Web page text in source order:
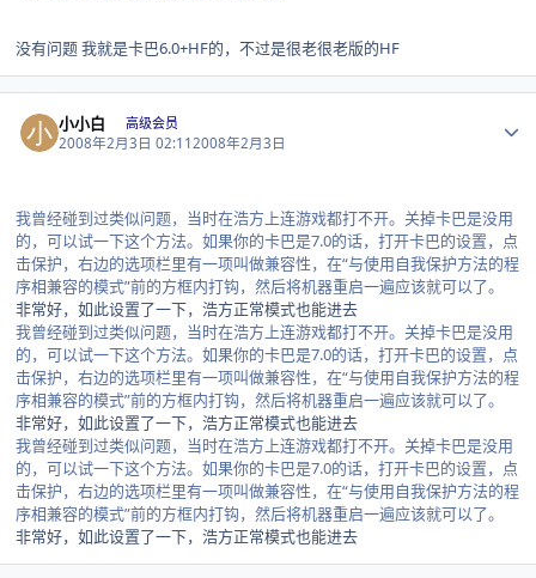
没有问题 我就是卡巴6.0+HF的，不过是很老很老版的HF
小小白 高级会员
2008年2月3日 02:112008年2月3日
我曾经碰到过类似问题，当时在浩方上连游戏都打不开。关掉卡巴是没用
的，可以试一下这个方法。如果你的卡巴是7.0的话，打开卡巴的设置，点
击保护，右边的选项栏里有一项叫做兼容性，在“与使用自我保护方法的程
序相兼容的模式”前的方框内打钩，然后将机器重启一遍应该就可以了。
非常好，如此设置了一下，浩方正常模式也能进去
我曾经碰到过类似问题，当时在浩方上连游戏都打不开。关掉卡巴是没用
的，可以试一下这个方法。如果你的卡巴是7.0的话，打开卡巴的设置，点
击保护，右边的选项栏里有一项叫做兼容性，在“与使用自我保护方法的程
序相兼容的模式”前的方框内打钩，然后将机器重启一遍应该就可以了。
非常好，如此设置了一下，浩方正常模式也能进去
我曾经碰到过类似问题，当时在浩方上连游戏都打不开。关掉卡巴是没用
的，可以试一下这个方法。如果你的卡巴是7.0的话，打开卡巴的设置，点
击保护，右边的选项栏里有一项叫做兼容性，在“与使用自我保护方法的程
序相兼容的模式”前的方框内打钩，然后将机器重启一遍应该就可以了。
非常好，如此设置了一下，浩方正常模式也能进去